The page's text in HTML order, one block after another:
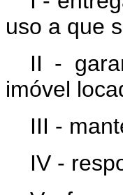
uso a que
II -
imóvel
III -
IV -